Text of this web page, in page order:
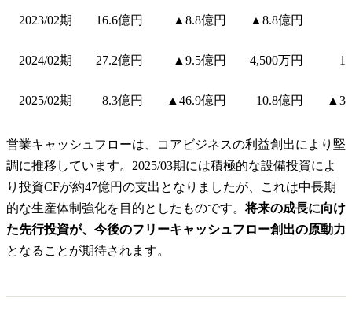
2023/02期 16.6億円 ▲8.8億円 ▲8.8億円
2024/02期 27.2億円 ▲9.5億円 4,500万円
2025/02期 8.3億円 ▲46.9億円 10.8億円
営業キャッシュフローは、コアビジネスの利益創出により堅
調に推移しています。2025/03期には積極的な設備投資によ
り投資CFが約47億円の支出となりましたが、これは中長期
的な生産体制強化を目的としたものです。将来の成長に向け
た先行投資が、今後のフリーキャッシュフロー創出の原動力
となることが期待されます。